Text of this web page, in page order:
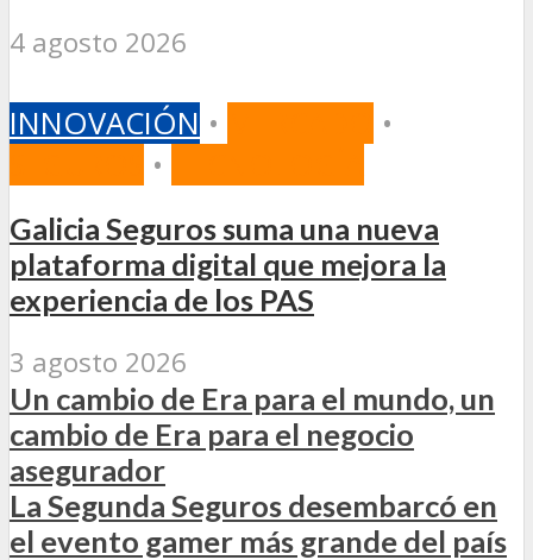
4 agosto 2026
INNOVACIÓN •
•
•
Galicia Seguros suma una nueva
plataforma digital que mejora la
experiencia de los PAS
3 agosto 2026
Un cambio de Era para el mundo, un
cambio de Era para el negocio
asegurador
La Segunda Seguros desembarcó en
el evento gamer más grande del país